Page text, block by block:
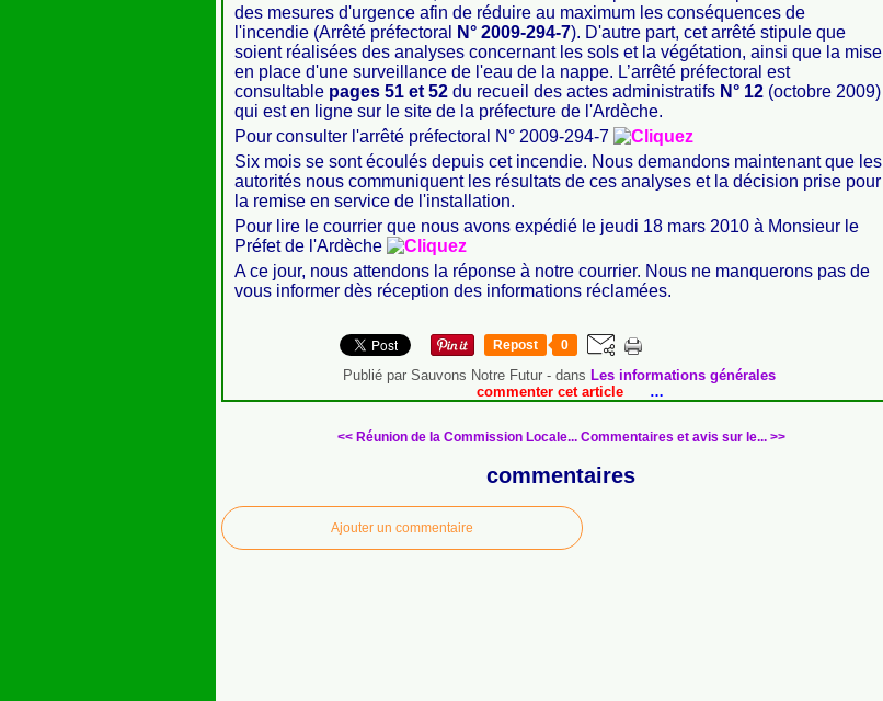
des mesures d'urgence afin de réduire au maximum les conséquences de
l'incendie (Arrêté préfectoral
N° 2009-294-7). D'autre part, cet arrêté stipule que
soient réalisées des analyses concernant les sols et la végétation, ainsi que la mise
en place d'une surveillance de l'eau de la nappe. L’arrêté préfectoral est
consultable pages 51 et 52 du recueil des actes administratifs N° 12 (octobre 2009)
qui est en ligne sur le site de la préfecture de l'Ardèche.
Pour consulter l'arrêté préfectoral N° 2009-294-7
Six mois se sont écoulés depuis cet incendie. Nous demandons maintenant que les
autorités nous communiquent les résultats de ces analyses et la décision prise pour
la remise en service de l'installation.
Pour lire le courrier que nous avons expédié le jeudi 18 mars 2010 à Monsieur le
Préfet de l'Ardèche
A ce jour, nous attendons la réponse à notre courrier. Nous ne manquerons pas de
vous informer dès réception des informations réclamées.
Repost 0
Publié par Sauvons Notre Futur - dans Les informations générales
commenter cet article
…
<< Réunion de la Commission Locale... Commentaires et avis sur le... >>
commentaires
Ajouter un commentaire